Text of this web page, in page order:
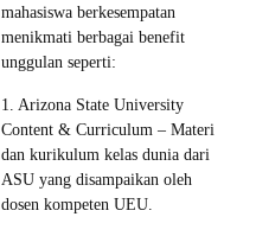
mahasiswa berkesempatan
menikmati berbagai benefit
unggulan seperti:
1. Arizona State University
Content & Curriculum – Materi
dan kurikulum kelas dunia dari
ASU yang disampaikan oleh
dosen kompeten UEU.